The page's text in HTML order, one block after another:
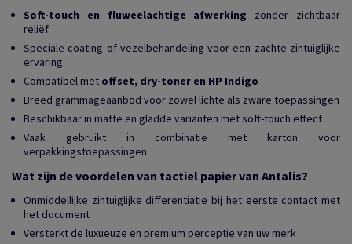
Soft-touch en fluweelachtige afwerking zonder zichtbaar
reliëf
Speciale coating of vezelbehandeling voor een zachte zintuiglijke
ervaring
Compatibel met offset, dry-toner en HP Indigo
Breed grammageaanbod voor zowel lichte als zware toepassingen
Beschikbaar in matte en gladde varianten met soft-touch effect
Vaak gebruikt in combinatie met karton voor
verpakkingstoepassingen
Wat zijn de voordelen van tactiel papier van Antalis?
Onmiddellijke zintuiglijke differentiatie bij het eerste contact met
het document
Versterkt de luxueuze en premium perceptie van uw merk